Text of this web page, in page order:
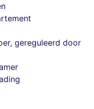
gereguleerd door